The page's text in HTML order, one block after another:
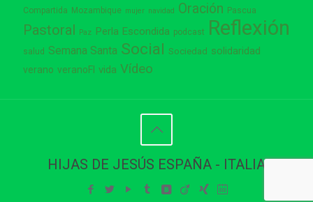
Compartida Mozambique mujer navidad Oración Pascua
Pastoral Paz Perla Escondida podcast Reflexión
salud Semana Santa Social Sociedad solidaridad
verano veranoFI vida Vídeo
HIJAS DE JESÚS ESPAÑA - ITALIA